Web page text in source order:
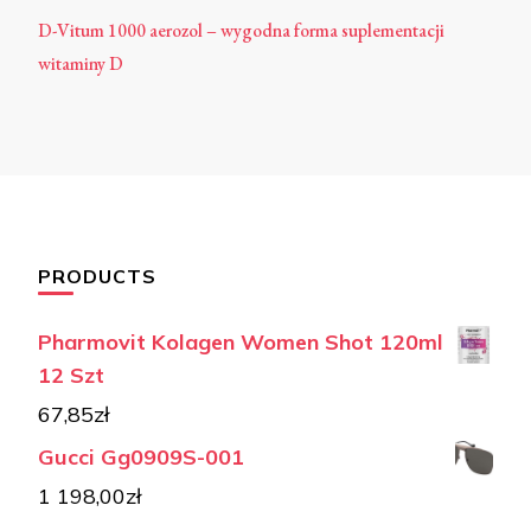
D-Vitum 1000 aerozol – wygodna forma suplementacji
witaminy D
PRODUCTS
Pharmovit Kolagen Women Shot 120ml
12 Szt
67,85zł
Gucci Gg0909S-001
1 198,00zł